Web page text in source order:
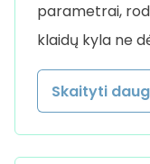
parametrai,
klaidų kyla ne
Skaityti